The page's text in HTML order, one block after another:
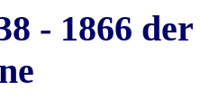
- 1866